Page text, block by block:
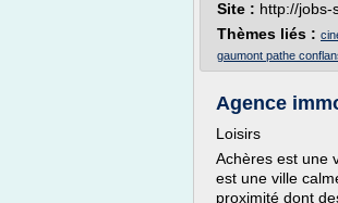
Site : http://jobs-
Thèmes liés :
gaumont pathe
Agence
Loisirs
Achères est une
est une ville
proximité dont